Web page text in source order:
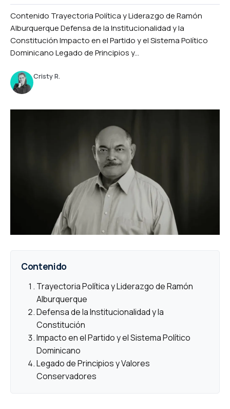
Contenido Trayectoria Política y Liderazgo de Ramón
Alburquerque Defensa de la Institucionalidad y la
Constitución Impacto en el Partido y el Sistema Político
Dominicano Legado de Principios y...
Cristy R.
Contenido
Trayectoria Política y Liderazgo de Ramón
Alburquerque
Defensa de la Institucionalidad y la
Constitución
Impacto en el Partido y el Sistema Político
Dominicano
Legado de Principios y Valores
Conservadores